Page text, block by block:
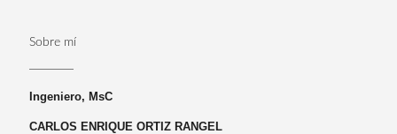
Sobre mí
Ingeniero, MsC
CARLOS ENRIQUE ORTIZ RANGEL